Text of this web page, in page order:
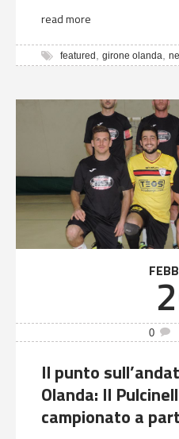
read more
featured girone olanda
0
Il punto
Olanda: Il
campionato a